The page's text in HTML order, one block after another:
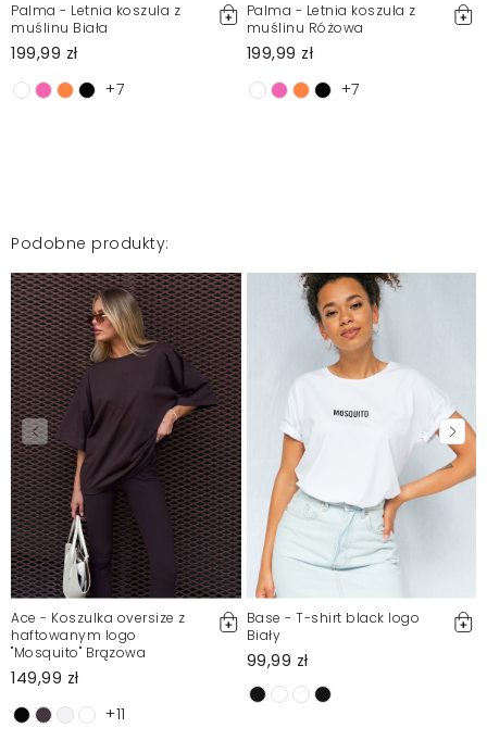
Palma - Letnia koszula z
muślinu Biała
199,99 zł
+7
Palma - Letnia koszula z
muślinu Różowa
199,99 zł
+7
Podobne produkty:
Ace - Koszulka oversize z
haftowanym logo
"Mosquito" Brązowa
149,99 zł
+11
Base - T-shirt black logo
Biały
99,99 zł